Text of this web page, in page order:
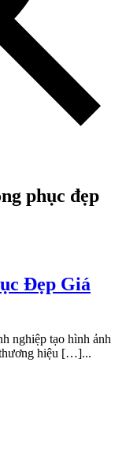
phục đẹp
Đẹp Giá
nghiệp tạo hình ảnh
thương hiệu […]...